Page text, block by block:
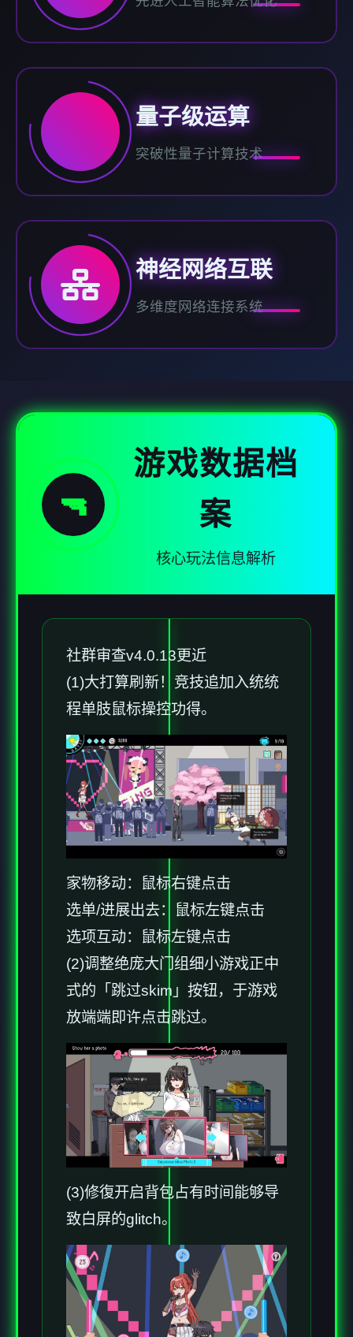
量子级运算
突破性量子计算技术
神经网络互联
多维度网络连接系统
🔫
游戏数据档
案
核心玩法信息解析
社群审查v4.0.13更近
(1)大打算刷新！竞技追加入统统
程单肢鼠标操控功得。
家物移动：鼠标右键点击
选单/进展出去：鼠标左键点击
选项互动：鼠标左键点击
(2)调整绝庞大门组细小游戏正中
式的「跳过skim」按钮，于游戏
放端端即许点击跳过。
(3)修復开启背包占有时间能够导
致白屏的glitch。